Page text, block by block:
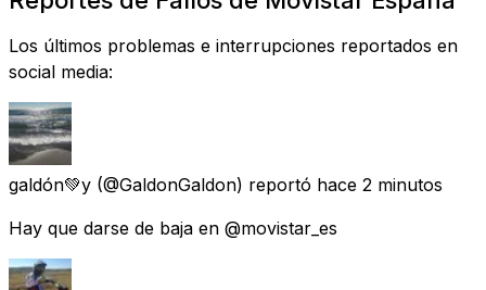
Los últimos problemas e interrupciones reportados en
social media:
galdón💚y (@GaldonGaldon) reportó hace 2 minutos
Hay que darse de baja en @movistar_es